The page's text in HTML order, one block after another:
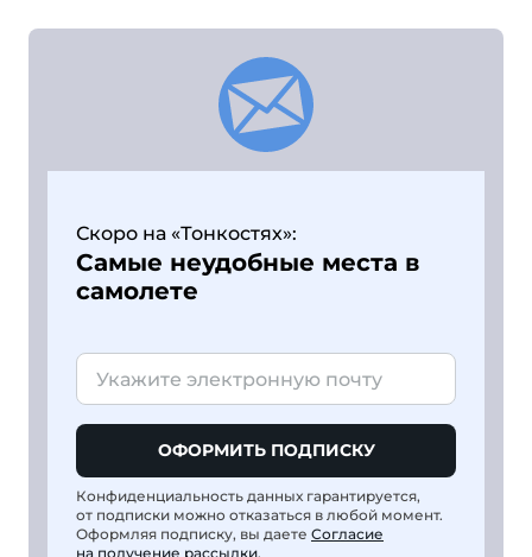
Скоро на «Тонкостях»:
Самые неудобные места в
самолете
ОФОРМИТЬ ПОДПИСКУ
Конфиденциальность данных гарантируется,
от подписки можно отказаться в любой момент.
Оформляя подписку, вы даете Согласие
на получение рассылки.